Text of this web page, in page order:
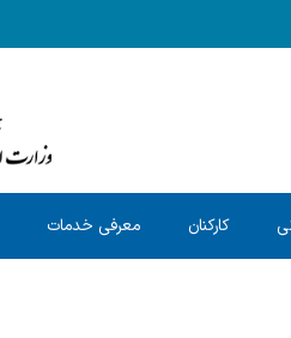
کارکنان معرفی خدمات